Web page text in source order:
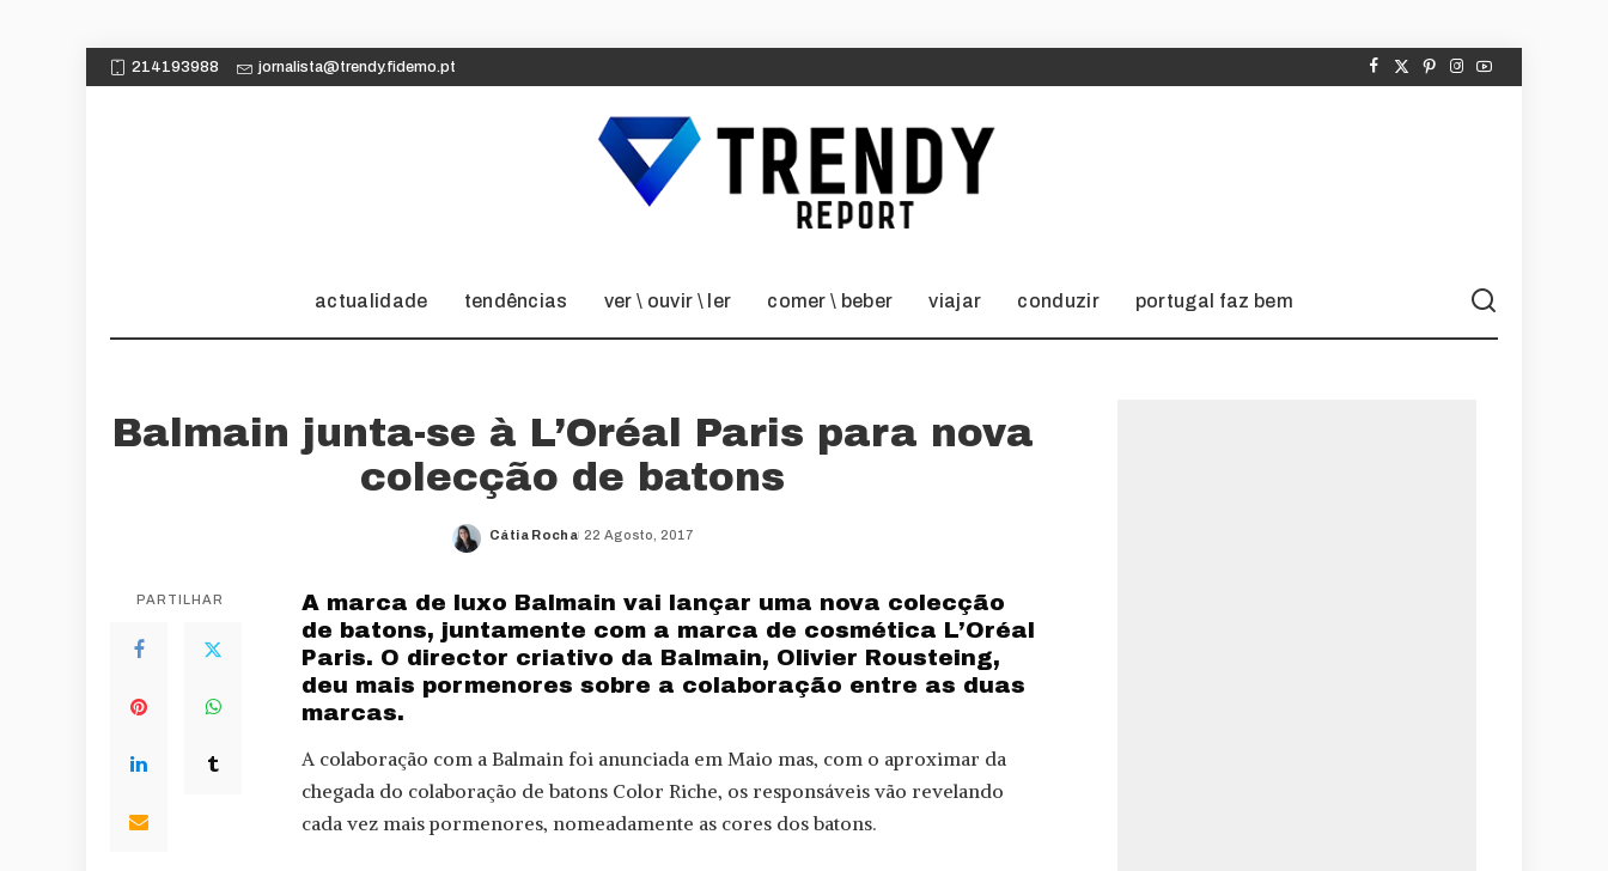
214193988 jornalista@trendy.fidemo.pt
actualidade tendências ver \ ouvir \ ler comer \ beber viajar conduzir portugal faz bem
Balmain junta-se à L’Oréal Paris para nova
colecção de batons
Posted
Cátia Rocha 22 Agosto, 2017
PARTILHAR
A marca de luxo Balmain vai lançar uma nova colecção
de batons, juntamente com a marca de cosmética L’Oréal
Paris. O director criativo da Balmain, Olivier Rousteing,
deu mais pormenores sobre a colaboração entre as duas
marcas.
A colaboração com a Balmain foi anunciada em Maio mas, com o aproximar da
chegada do colaboração de batons Color Riche, os responsáveis vão revelando
cada vez mais pormenores, nomeadamente as cores dos batons.